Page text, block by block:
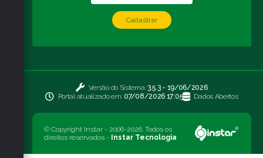
Cadastrar
Versão do Sistema:3.5.3 - 19/06/2026
Portal atualizado em: 07/08/2026 17:05 Dados Abertos
© Copyright Instar - 2006-2026. Todos os
direitos reservados - Instar Tecnologia